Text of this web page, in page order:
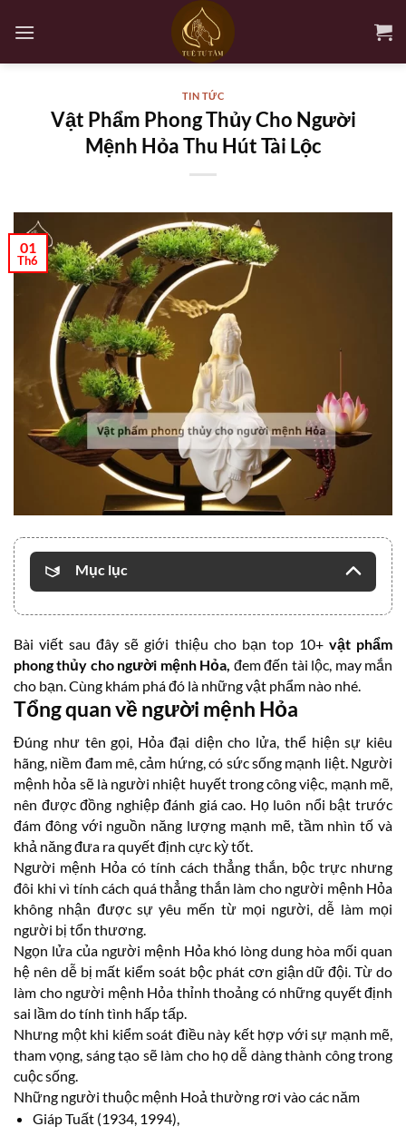
qua
TIN TỨC
Vật Phẩm Phong Thủy Cho Người
Mệnh Hỏa Thu Hút Tài Lộc
01
Th6
Mục lục
Bài viết sau đây sẽ giới thiệu cho bạn top 10+ vật phẩm
phong thủy cho người mệnh Hỏa, đem đến tài lộc, may mắn
cho bạn. Cùng khám phá đó là những vật phẩm nào nhé.
Tổng quan về người mệnh Hỏa
Đúng như tên gọi, Hỏa đại diện cho lửa, thể hiện sự kiêu
hãng, niềm đam mê, cảm hứng, có sức sống mạnh liệt. Người
mệnh hỏa sẽ là người nhiệt huyết trong công việc, mạnh mẽ,
nên được đồng nghiệp đánh giá cao. Họ luôn nổi bật trước
đám đông với nguồn năng lượng mạnh mẽ, tầm nhìn tố và
khả năng đưa ra quyết định cực kỳ tốt.
Người mệnh Hỏa có tính cách thẳng thắn, bộc trực nhưng
đôi khi vì tính cách quá thẳng thắn làm cho người mệnh Hỏa
không nhận được sự yêu mến từ mọi người, dễ làm mọi
người bị tổn thương.
Ngọn lửa của người mệnh Hỏa khó lòng dung hòa mối quan
hệ nên dễ bị mất kiểm soát bộc phát cơn giận dữ đội. Từ do
làm cho người mệnh Hỏa thỉnh thoảng có những quyết định
sai lầm do tính tình hấp tấp.
Nhưng một khi kiểm soát điều này kết hợp với sự mạnh mẽ,
tham vọng, sáng tạo sẽ làm cho họ dễ dàng thành công trong
cuộc sống.
Những người thuộc mệnh Hoả thường rơi vào các năm
Giáp Tuất (1934, 1994),